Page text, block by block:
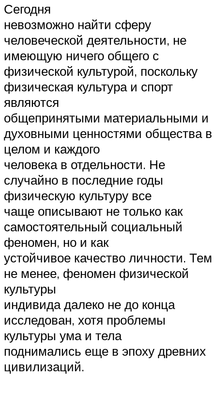
Сегодня
невозможно найти сферу
человеческой деятельности, не
имеющую ничего общего с
физической культурой, поскольку
физическая культура и спорт
являются
общепринятыми материальными и
духовными ценностями общества в
целом и каждого
человека в отдельности. Не
случайно в последние годы
физическую культуру все
чаще описывают не только как
самостоятельный социальный
феномен, но и как
устойчивое качество личности. Тем
не менее, феномен физической
культуры
индивида далеко не до конца
исследован, хотя проблемы
культуры ума и тела
поднимались еще в эпоху древних
цивилизаций.